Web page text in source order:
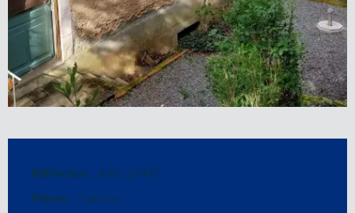
Référence AdB-13447
Pièces 7 pièces